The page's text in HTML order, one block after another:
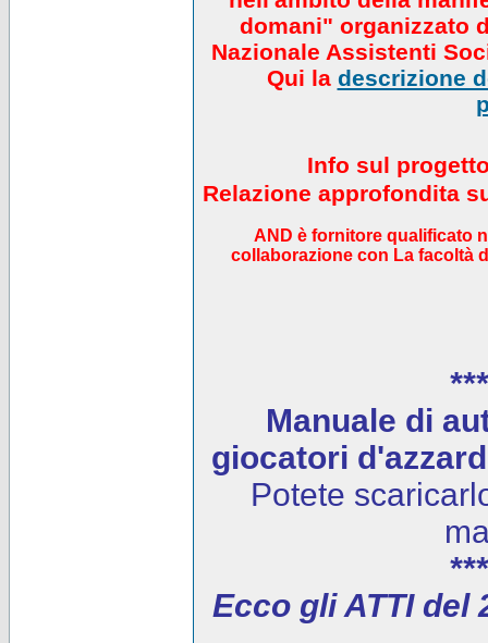
domani" organizzato
Nazionale Assistenti
Qui la descrizione
Info sul
Relazione approfondita
AND è fornitore qualificato
collaborazione con La facoltà
Manuale di
giocatori
Potete
Ecco gli ATTI del